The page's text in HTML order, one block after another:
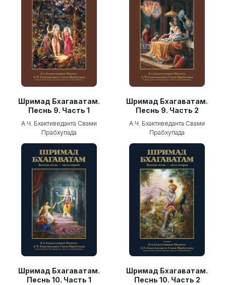
Шримад Бхагаватам.
Песнь 9. Часть 1
А.Ч. Бхактиведанта Свами
Прабхупада
Шримад Бхагаватам.
Песнь 9. Часть 2
А.Ч. Бхактиведанта Свами
Прабхупада
Шримад Бхагаватам.
Песнь 10. Часть 1
Шримад Бхагаватам.
Песнь 10. Часть 2